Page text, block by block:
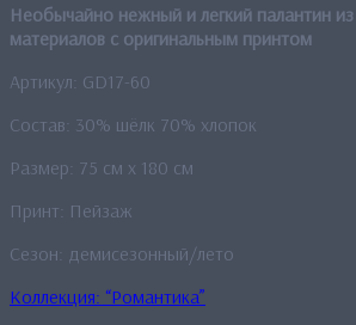
Необычайно нежный и легкий палантин
материалов с оригинальным принтом
Артикул: GD17-60
Состав: 30% шёлк 70% хлопок
Размер: 75 см x 180 см
Принт: Пейзаж
Сезон: демисезонный/лето
Коллекция: “Романтика”